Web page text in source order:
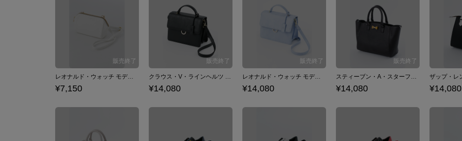
レオナルド・ウォッチ モデル ショルダーポーチ ポーチ バッグ 血界戦線 & BEYOND×佐藤さきコラボ
¥7,150
クラウス・V・ラインヘルツ モデル 2WAYバッグ ショルダーバッグ ハンドバッグ 血界戦線 & BEYOND×佐藤さきコラボ
¥14,080
レオナルド・ウォッチ モデル 2WAYバッグ ショルダーバッグ ハンドバッグ 血界戦線 & BEYOND×佐藤さきコラボ
¥14,080
スティーブン・A・スターフェイズ モデル トートバッグ ショルダーバッグ 血界戦線 & BEYOND
¥14,080 ¥14,080